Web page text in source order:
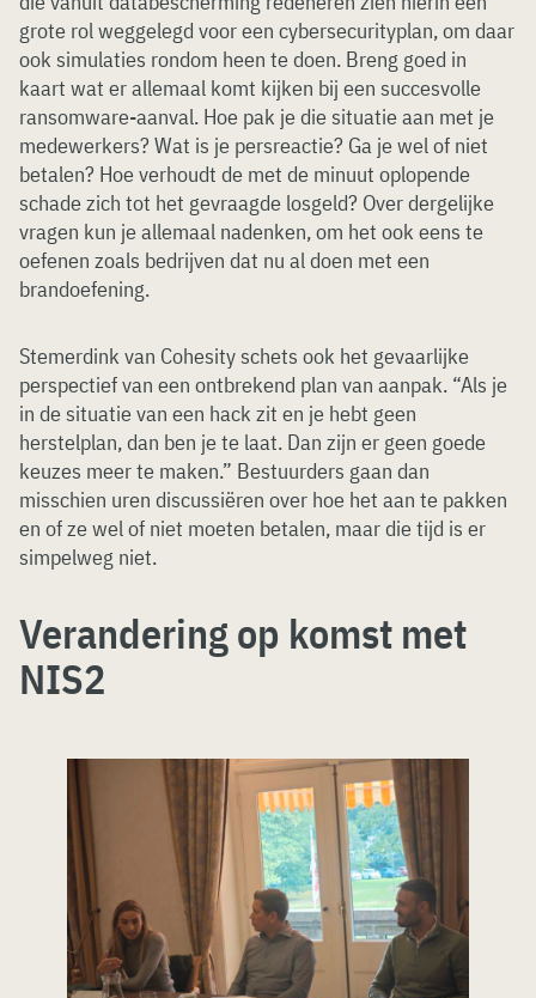
grote rol weggelegd voor een cybersecurityplan, om daar
ook simulaties rondom heen te doen. Breng goed in
kaart wat er allemaal komt kijken bij een succesvolle
ransomware-aanval. Hoe pak je die situatie aan met je
medewerkers? Wat is je persreactie? Ga je wel of niet
betalen? Hoe verhoudt de met de minuut oplopende
schade zich tot het gevraagde losgeld? Over dergelijke
vragen kun je allemaal nadenken, om het ook eens te
oefenen zoals bedrijven dat nu al doen met een
brandoefening.
Stemerdink van Cohesity schets ook het gevaarlijke
perspectief van een ontbrekend plan van aanpak. “Als je
in de situatie van een hack zit en je hebt geen
herstelplan, dan ben je te laat. Dan zijn er geen goede
keuzes meer te maken.” Bestuurders gaan dan
misschien uren discussiëren over hoe het aan te pakken
en of ze wel of niet moeten betalen, maar die tijd is er
simpelweg niet.
Verandering op komst met
NIS2